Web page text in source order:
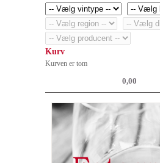
Kurv
Kurven er tom
0,00